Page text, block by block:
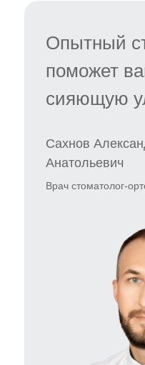
Врач стоматолог-
Сахнов
Анатольевич
Опытный
поможет
сияющую